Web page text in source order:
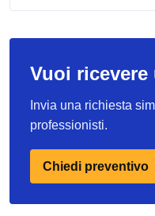
Vuoi
Invia una richiesta
professionisti.
Chiedi preventivo